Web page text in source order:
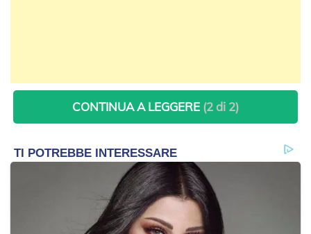
CONTINUA A LEGGERE (2 di 2)